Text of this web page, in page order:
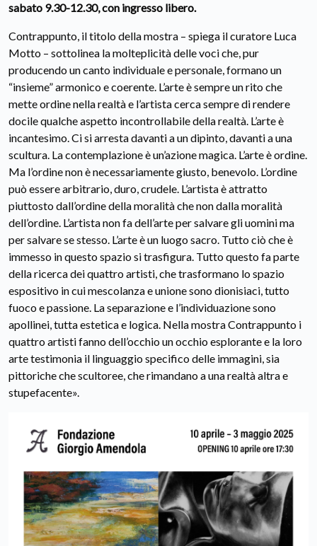
sabato 9.30-12.30, con ingresso libero.
Contrappunto, il titolo della mostra – spiega il curatore Luca
Motto – sottolinea la molteplicità delle voci che, pur
producendo un canto individuale e personale, formano un
“insieme” armonico e coerente. L’arte è sempre un rito che
mette ordine nella realtà e l’artista cerca sempre di rendere
docile qualche aspetto incontrollabile della realtà. L’arte è
incantesimo. Ci si arresta davanti a un dipinto, davanti a una
scultura. La contemplazione è un’azione magica. L’arte è ordine.
Ma l’ordine non è necessariamente giusto, benevolo. L’ordine
può essere arbitrario, duro, crudele. L’artista è attratto
piuttosto dall’ordine della moralità che non dalla moralità
dell’ordine. L’artista non fa dell’arte per salvare gli uomini ma
per salvare se stesso. L’arte è un luogo sacro. Tutto ciò che è
immesso in questo spazio si trasfigura. Tutto questo fa parte
della ricerca dei quattro artisti, che trasformano lo spazio
espositivo in cui mescolanza e unione sono dionisiaci, tutto
fuoco e passione. La separazione e l’individuazione sono
apollinei, tutta estetica e logica. Nella mostra Contrappunto i
quattro artisti fanno dell’occhio un occhio esplorante e la loro
arte testimonia il linguaggio specifico delle immagini, sia
pittoriche che scultoree, che rimandano a una realtà altra e
stupefacente».